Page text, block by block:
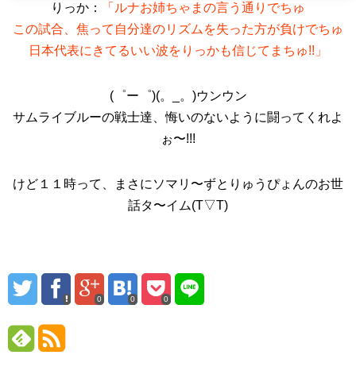
りっか：
「ルナお姉ちゃまの言う通りでちゅ
この試合、焦って自分達のリズムを失った方が負けでちゅ
日本代表にきてるいい波をりっかも信じてまちゅ!!」
(゜ー゜)(。_。)ウンウン
サムライブルーの戦士達、悔いのないように闘ってくれよ
ぉ〜!!!
けど１１時って、まさにソマリ〜ずとりゅうぴょんのお世
話タ〜イム(T▽T)
0 0 0